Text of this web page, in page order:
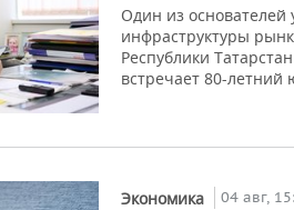
Один из основателей
инфраструктуры
Республики
встречает 80-летний
Экономика 04 авг,